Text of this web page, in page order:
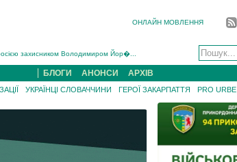
ОНЛАЙН МОВЛЕННЯ
захисником Володимиром Йор�...
Богданом Югасом, який два роки �...
Юліана Гербея (ФОТО)[/gree...
Роздяловський (ФОТО)...
постраждали 13 людей (ФОТО)...
за обвинувачен...
БЛОГИ АНОНСИ АРХІВ
УКРАЇНЦІ СЛОВАЧЧИНИ ГЕРОЇ ЗАКАРПАТТЯ PRO URBE